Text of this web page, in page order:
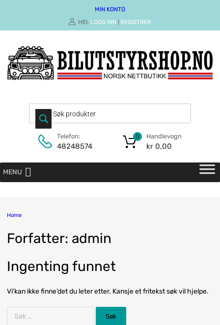
MIN KONTO
HEI, LOGG INN REGISTRER
Telefon:
48248574
Handlevogn
kr 0,00
0
MENU
Home
Forfatter: admin
Ingenting funnet
Vi’kan ikke finne’det du leter etter. Kansje et fritekst søk vil hjelpe.